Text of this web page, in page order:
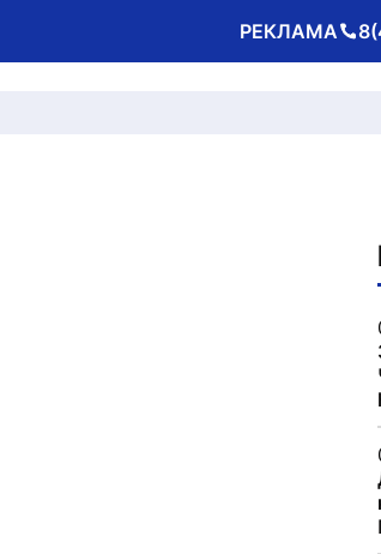
РЕКЛАМА
Телефон